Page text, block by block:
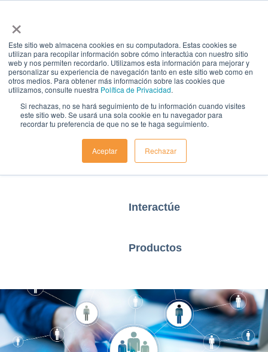
×
Este sitio web almacena cookies en su computadora. Estas cookies se
utilizan para recopilar información sobre cómo interactúa con nuestro sitio
web y nos permiten recordarlo. Utilizamos esta información para mejorar y
personalizar su experiencia de navegación tanto en este sitio web como en
otros medios. Para obtener más información sobre las cookies que
utilizamos, consulte nuestra Política de Privacidad.
Si rechazas, no se hará seguimiento de tu información cuando visites
este sitio web. Se usará una sola cookie en tu navegador para
recordar tu preferencia de que no se te haga seguimiento.
Aceptar Rechazar
Home
Objetivos de
Negocio
Casos de negocio
Interactúe
Productos